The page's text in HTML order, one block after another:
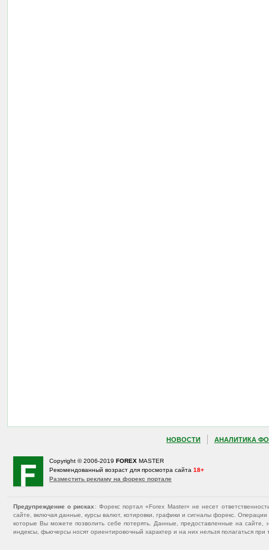
НОВОСТИ АНАЛИТИКА
Copyright © 2006-2019 FOREX MASTER
Рекомендованный возраст для просмотра сайта 18+
Разместить рекламу на форекс портале
Предупреждение о рисках : Форекс портал «Forex Master» не несет
сайте, включая данные, курсы валют, котировки, графики и сигналы форекс.
которые Вы можете позволить себе потерять. Данные, предоставленные на
индексы, фьючерсы носят ориентировочный характер и на них нельзя полагаться при